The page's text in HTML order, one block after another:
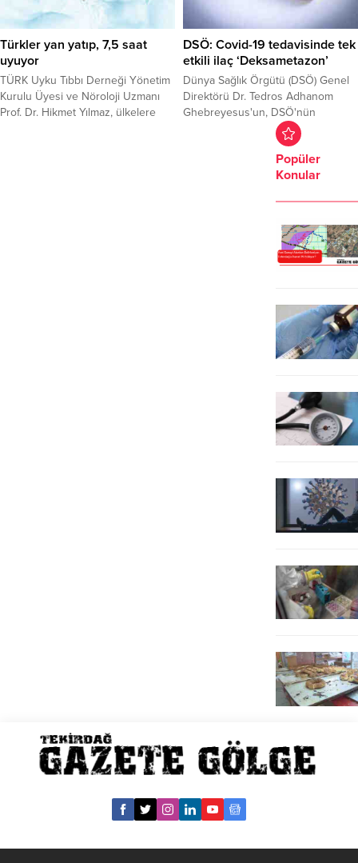
olduğu belirtilen ürünlerin Sağlık
Bakanlığından izin alınarak satışa
arz edilmesi gerektiğini söyledi.
Türkler yan yatıp, 7,5 saat
uyuyor
TÜRK Uyku Tıbbı Derneği Yönetim
Kurulu Üyesi ve Nöroloji Uzmanı
Prof. Dr. Hikmet Yılmaz, ülkelere
DSÖ: Covid-19 tedavisinde tek
etkili ilaç ‘Deksametazon’
Dünya Sağlık Örgütü (DSÖ) Genel
Direktörü Dr. Tedros Adhanom
Ghebreyesus'un, DSÖ'nün
İsviçre'nin Cenevre kentinde
bulunan merkezinde, video
konferans yöntemiyle DSÖ
pandemi uzmanlarıyla toplantı
Popüler
Konular